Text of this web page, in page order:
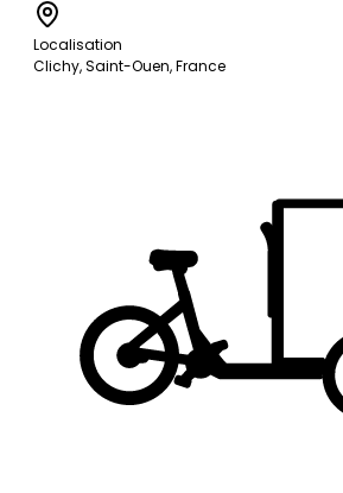
Localisation
Clichy, Saint-Ouen, France